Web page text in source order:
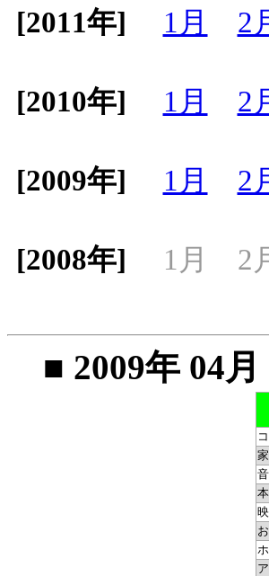
[2011年]
1月 2
[2010年]
1月 2
[2009年]
1月 2
[2008年]
1月 2
■ 2009年 04